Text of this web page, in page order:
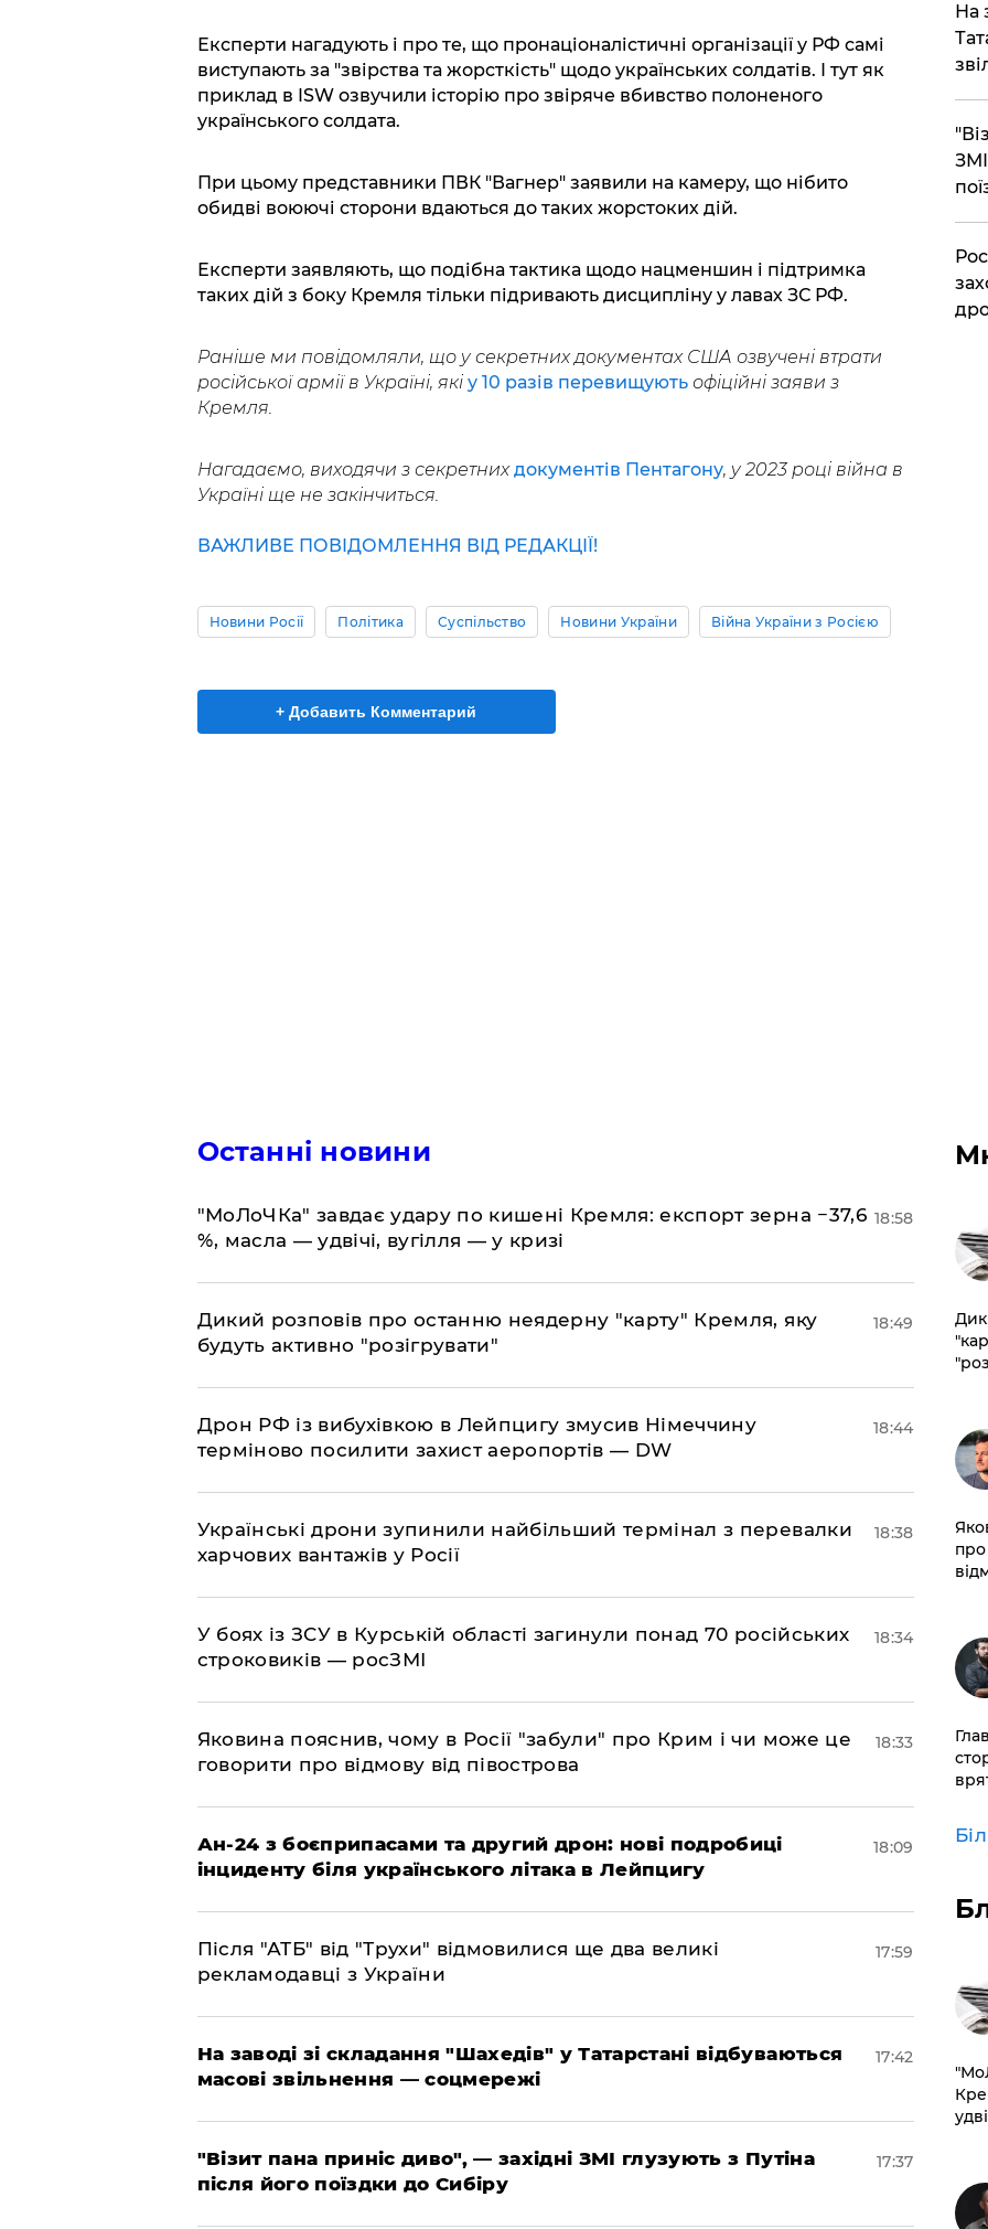
Експерти нагадують і про те, що пронаціоналістичні організації у РФ самі
виступають за "звірства та жорсткість" щодо українських солдатів. І тут як
приклад в ISW озвучили історію про звіряче вбивство полоненого
українського солдата.
При цьому представники ПВК "Вагнер" заявили на камеру, що нібито
обидві воюючі сторони вдаються до таких жорстоких дій.
Експерти заявляють, що подібна тактика щодо нацменшин і підтримка
таких дій з боку Кремля тільки підривають дисципліну у лавах ЗС РФ.
Раніше ми повідомляли, що у секретних документах США озвучені втрати
російської армії в Україні, які у 10 разів перевищуютьофіційні заяви з
Кремля.
Нагадаємо, виходячи з секретнихдокументів Пентагону, у 2023 році війна в
Україні ще не закінчиться.
ВАЖЛИВЕ ПОВІДОМЛЕННЯ ВІД РЕДАКЦІЇ!
Новини Росії Політика Суспільство Новини України Війна України з Росією
+ Добавить Комментарий
Останні новини
​"МоЛоЧКа" завдає удару по кишені Кремля: експорт зерна −37,6
%, масла — удвічі, вугілля — у кризі
18:58
​Дикий розповів про останню неядерну "карту" Кремля, яку
будуть активно "розігрувати"
18:49
​Дрон РФ із вибухівкою в Лейпцигу змусив Німеччину
терміново посилити захист аеропортів — DW
18:44
​Українські дрони зупинили найбільший термінал з перевалки
харчових вантажів у Росії
18:38
​У боях із ЗСУ в Курській області загинули понад 70 російських
строковиків — росЗМІ
18:34
​Яковина пояснив, чому в Росії "забули" про Крим і чи може це
говорити про відмову від півострова
18:33
​Ан-24 з боєприпасами та другий дрон: нові подробиці
інциденту біля українського літака в Лейпцигу
18:09
​Після "АТБ" від "Трухи" відмовилися ще два великі
рекламодавці з України
17:59
​На заводі зі складання "Шахедів" у Татарстані відбуваються
масові звільнення — соцмережі
17:42
"Візит пана приніс диво", — західні ЗМІ глузують з Путіна
після його поїздки до Сибіру
17:37
​На